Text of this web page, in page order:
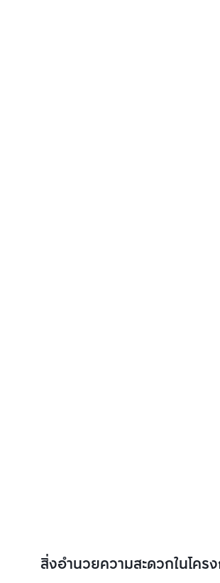
สิ่งอำนวยความสะดวกในโคร